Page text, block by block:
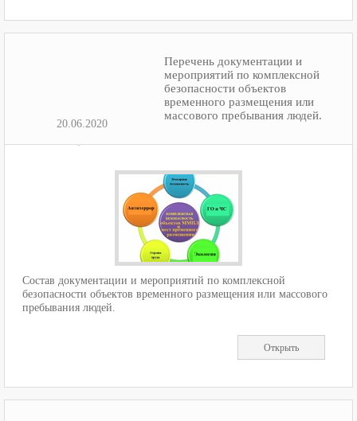
20.06.2020
Перечень документации и
мероприятий по комплексной
безопасности объектов
временного размещения или
массового пребывания людей.
Состав документации и мероприятий по комплексной
безопасности объектов временного размещения или массового
пребывания людей.
Открыть